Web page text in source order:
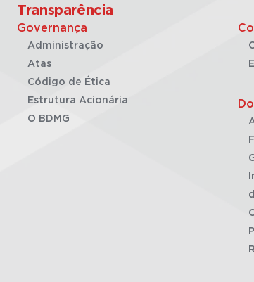
Transparência
Governança
Administração
Atas
Código de Ética
Estrutura Acionária
O BDMG